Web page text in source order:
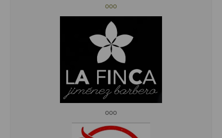
ooo
ooo